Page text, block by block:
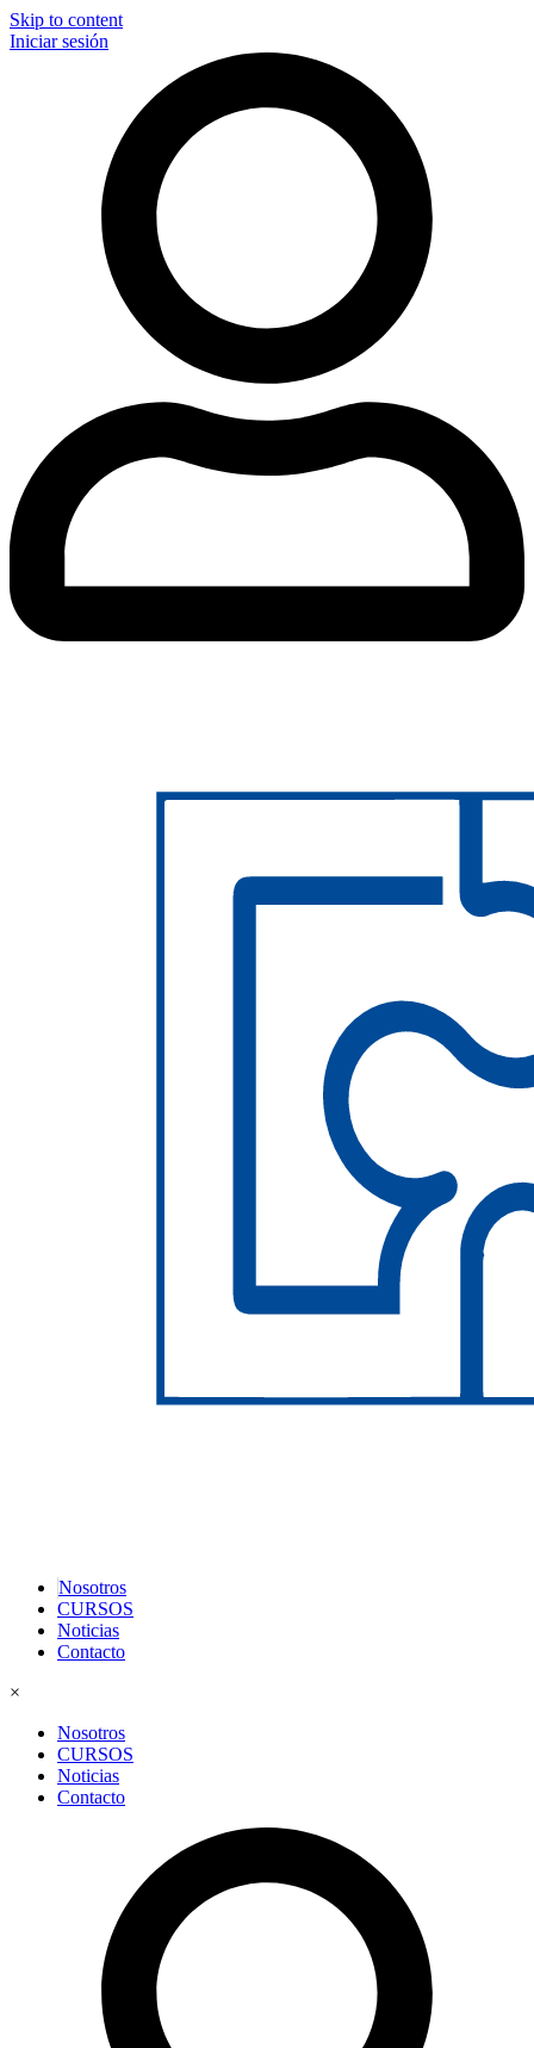
Skip to content
Iniciar sesión
Nosotros
CURSOS
Noticias
Contacto
×
Nosotros
CURSOS
Noticias
Contacto